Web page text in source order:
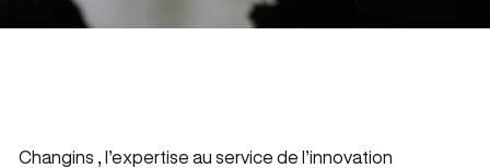
Changins , l’expertise au service de l’innovation